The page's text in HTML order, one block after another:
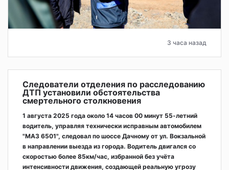
3 часа назад
Следователи отделения по расследованию
ДТП установили обстоятельства
смертельного столкновения
1 августа 2025 года около 14 часов 00 минут 55-летний
водитель, управляя технически исправным автомобилем
"МАЗ 6501", следовал по шоссе Дачному от ул. Вокзальной
в направлении выезда из города. Водитель двигался со
скоростью более 85км/час, избранной без учёта
интенсивности движения, создающей реальную угрозу